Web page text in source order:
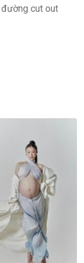
đường cut out